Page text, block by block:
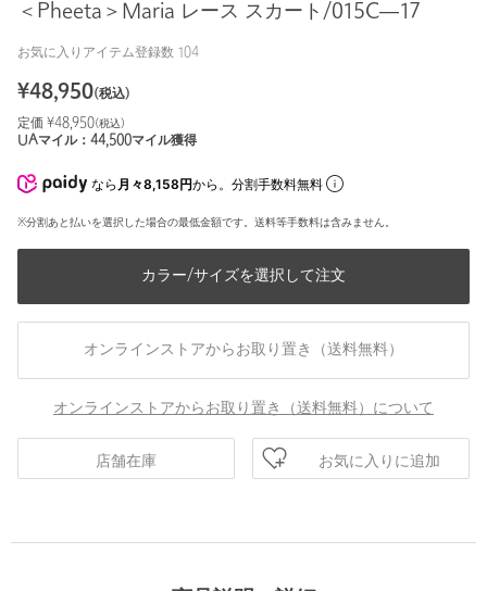
＜Pheeta＞Maria レース スカート/015C―17
お気に入りアイテム登録数 104
¥48,950(税込)
定価 ¥48,950(税込)
UAマイル： 44,500マイル獲得
なら 月々8,158円から。分割手数料無料
※分割あと払いを選択した場合の最低金額です。送料等手数料は含みません。
カラー/サイズを選択して注文
オンラインストアからお取り置き（送料無料）
オンラインストアからお取り置き（送料無料）について
店舗在庫 お気に入りに追加